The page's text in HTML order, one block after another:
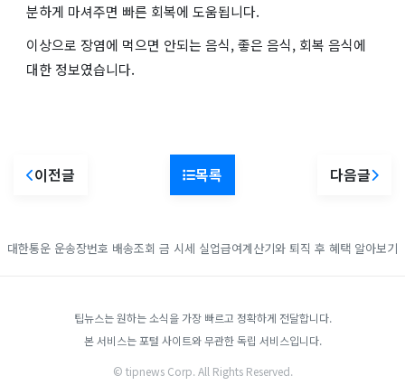
분하게 마셔주면 빠른 회복에 도움됩니다.
이상으로 장염에 먹으면 안되는 음식, 좋은 음식, 회복 음식에
대한 정보였습니다.
이전글 목록 다음글
대한통운 운송장번호 배송조회 금 시세 실업급여계산기와 퇴직 후 혜택 알아보기
팁뉴스는 원하는 소식을 가장 빠르고 정확하게 전달합니다.
본 서비스는 포털 사이트와 무관한 독립 서비스입니다.
© tipnews Corp. All Rights Reserved.